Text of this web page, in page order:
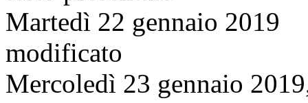
Martedì 22 gennaio 2019
modificato
Mercoledì 23 gennaio